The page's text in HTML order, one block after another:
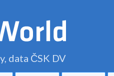
data ČSK DV